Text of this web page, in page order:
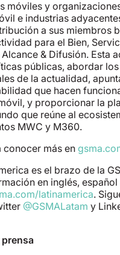
móviles y
e industrias
a sus miembros
para el Bien,
& Difusión. Esta
públicas, abordar
de la actualidad,
que hacen
y proporcionar la
que reúne al
MWC y M360.
conocer más en
es el brazo de la
en inglés,
latinamerica.
@GSMALatam y